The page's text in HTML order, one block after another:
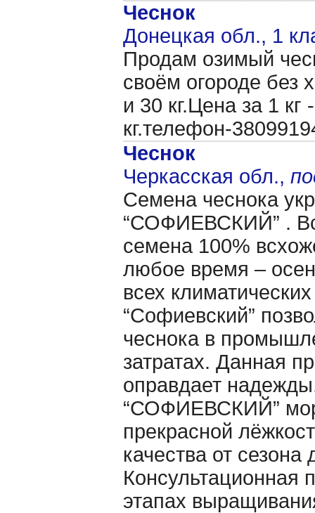
Чеснок
Донецкая обл., 1
Продам озимый
своём огороде без
и 30 кг.Цена за 1 кг
кг.телефон-
Чеснок
Черкасская обл.,
Семена чеснока
“СОФИЕВСКИЙ” .
семена 100%
любое время –
всех
“Софиевский”
чеснока в
затратах. Данная
оправдает
“СОФИЕВСКИЙ”
прекрасной
качества от
Консультационная
этапах